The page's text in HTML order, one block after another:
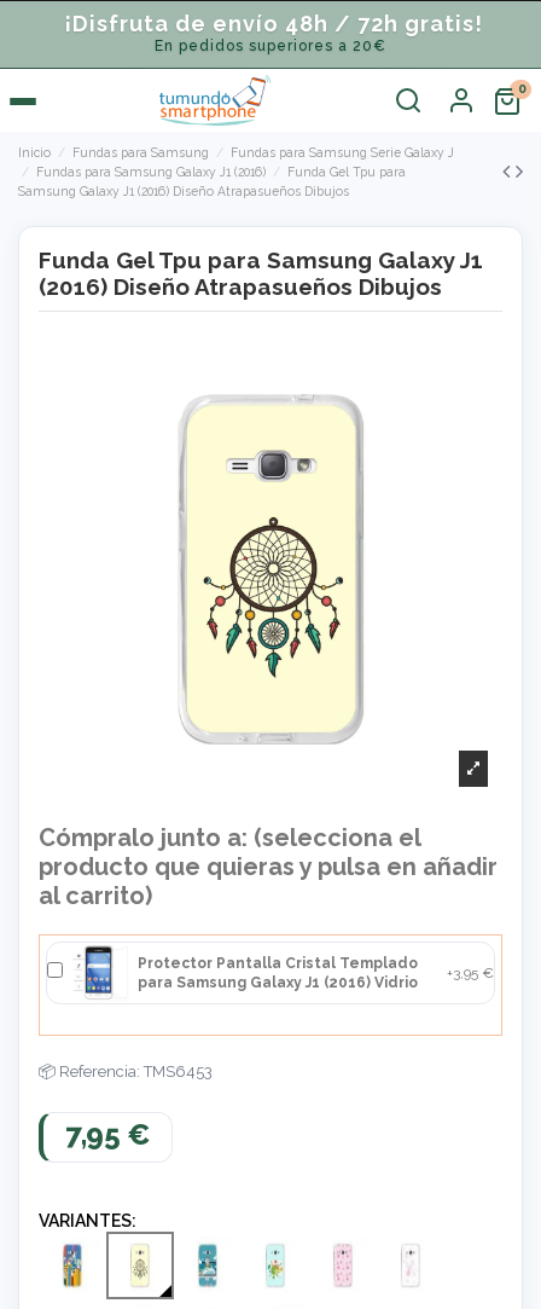
¡Disfruta de envío 48h / 72h gratis!
En pedidos superiores a 20€
Inicio Fundas para Samsung
Fundas para Samsung Serie Galaxy J
Fundas para Samsung Galaxy J1 (2016)
Funda Gel Tpu para
Samsung Galaxy J1 (2016) Diseño Atrapasueños Dibujos
Funda Gel Tpu para Samsung Galaxy J1
(2016) Diseño Atrapasueños Dibujos
Cómpralo junto a: (selecciona el
producto que quieras y pulsa en añadir
al carrito)
Protector Pantalla Cristal Templado
para Samsung Galaxy J1 (2016) Vidrio
+3,95 €
Referencia: TMS6453
7,95 €
VARIANTES: